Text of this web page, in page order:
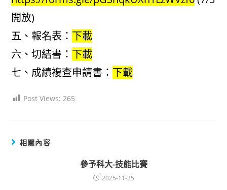
開放)
五、報名表： 下載
六、切結書： 下載
七、成績複查申請書： 下載
Post Views: 265
相關內容
參予科大-技能比賽
2025-11-25